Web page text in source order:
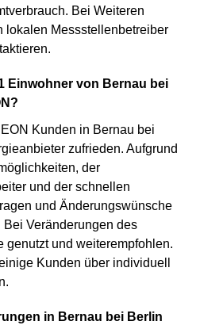
Bei Weiteren
lokalen Messstellenbetreiber
Einwohner von Bernau bei
Kunden in Bernau bei
zufrieden. Aufgrund
der
und der schnellen
und Änderungswünsche
Bei Veränderungen des
genutzt und weiterempfohlen.
Kunden über individuell
in Bernau bei Berlin